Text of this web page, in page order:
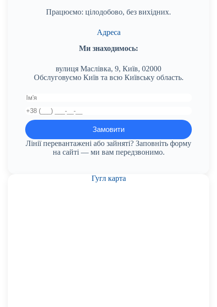
Працюємо: цілодобово, без вихідних.
Адреса
Ми знаходимось:
вулиця Маслівка, 9, Київ, 02000
Обслуговуємо Київ та всю Київську область.
Лінії перевантажені або зайняті? Заповніть форму
на сайті — ми вам передзвонимо.
Гугл карта